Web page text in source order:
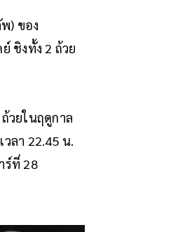
) ของ
ชิงทั้ง 2 ถ้วย
วยในฤดูกาล
ลา 22.45 น.
ร์ที่ 28